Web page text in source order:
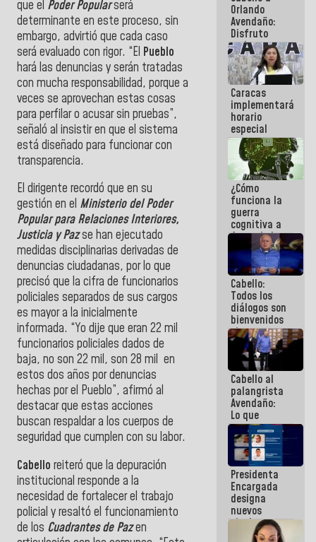
que el Poder Popularserá
determinante en este proceso, sin
embargo, advirtió que cada caso
será evaluado con rigor. “El Pueblo
hará las denuncias y serán tratadas
con mucha responsabilidad, porque a
veces se aprovechan estas cosas
para perfilar o acusar sin pruebas”,
señaló al insistir en que el sistema
está diseñado para funcionar con
transparencia.
El dirigente recordó que en su
gestión en el Ministerio del Poder
Popular para Relaciones Interiores,
Justicia y Pazse han ejecutado
medidas disciplinarias derivadas de
denuncias ciudadanas, por lo que
precisó que la cifra de funcionarios
policiales separados de sus cargos
es mayor a la inicialmente
informada. “Yo dije que eran 22 mil
funcionarios policiales dados de
baja, no son 22 mil, son 28 mil en
estos dos años por denuncias
hechas por el Pueblo”, afirmó al
destacar que estas acciones
buscan respaldar a los cuerpos de
seguridad que cumplen con su labor.
Cabello reiteró que la depuración
institucional responde a la
necesidad de fortalecer el trabajo
policial y resaltó el funcionamiento
de los Cuadrantes de Pazen
Internacional
de
Maiquetía
Orlando
Avendaño:
Disfruto
cada vez
que escribes
porque lo
que haces
es
embarrarla
Caracas
implementará
horario
especial
para
adaptarse
al plan de
ahorro
energético
¿Cómo
funciona la
guerra
cognitiva a
favor de la
narrativa
hegemónica?
(1)
Cabello:
Todos los
diálogos son
bienvenidos
siempre que
estén en el
marco de la
Constitución
de la
República
Cabello al
palangrista
Avendaño:
Lo que
vayas a
escribir
hazlo hoy
por que no
sabemos si
la semana
que viene
hay
programa
Presidenta
Encargada
designa
nuevos
titulares en